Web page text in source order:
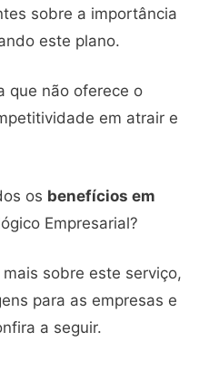
sobre a importância
este plano.
que não oferece o
em atrair e
os benefícios em
Empresarial?
sobre este serviço,
para as empresas e
a seguir.